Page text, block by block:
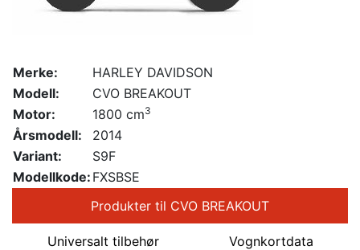
Merke:
HARLEY DAVIDSON
Modell:
CVO BREAKOUT
Motor:
1800 cm3
Årsmodell:
2014
Variant:
S9F
Modellkode: FXSBSE
Produkter til CVO BREAKOUT
Universalt tilbehør Vognkortdata